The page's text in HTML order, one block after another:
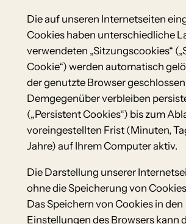
Die auf unseren Internetseiten
Cookies haben unterschiedliche
verwendeten „Sitzungscookies“
Cookie“) werden automatisch
der genutzte Browser
Demgegenüber verbleiben
(„Persistent Cookies“) bis zum
voreingestellten Frist (Minuten,
Jahre) auf Ihrem Computer aktiv.
Die Darstellung unserer
ohne die Speicherung von
Das Speichern von Cookies in den
Einstellungen des Browsers kann